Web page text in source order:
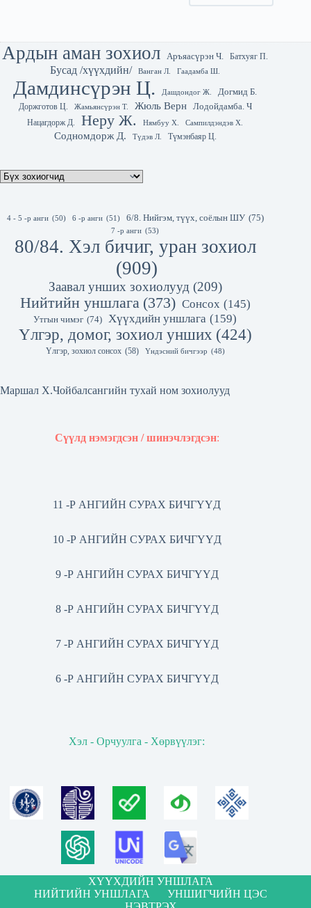
Ардын аман зохиол Аръяасүрэн Ч. Батхуяг П.
Бусад /хүүхдийн/ Ванган Л. Гаадамба Ш.
Дамдинсүрэн Ц. Дашдондог Ж.
Догмид Б.
Доржготов Ц.
Жамьянсүрэн Т. Жюль Верн Лодойдамба. Ч
Нацагдорж Д. Неру Ж. Нямбуу Х. Сампилдэндэв Х.
Содномдорж Д. Түдэв Л. Түмэнбаяр Ц.
4 - 5 -р анги (50) 6 -р анги (51) 6/8. Нийгэм, түүх, соёлын ШУ (75)
7 -р анги (53)
80/84. Хэл бичиг, уран зохиол
(909)
Заавал унших зохиолууд (209)
Нийтийн уншлага (373) Сонсох (145)
Утгын чимэг (74) Хүүхдийн уншлага (159)
Үлгэр, домог, зохиол унших (424)
Үлгэр, зохиол сонсох (58) Үндэсний бичгээр (48)
Маршал Х.Чойбалсангийн тухай ном зохиолууд
Сүүлд нэмэгдсэн / шинэчлэгдсэн:
11 -Р АНГИЙН СУРАХ БИЧГҮҮД
10 -Р АНГИЙН СУРАХ БИЧГҮҮД
9 -Р АНГИЙН СУРАХ БИЧГҮҮД
8 -Р АНГИЙН СУРАХ БИЧГҮҮД
7 -Р АНГИЙН СУРАХ БИЧГҮҮД
6 -Р АНГИЙН СУРАХ БИЧГҮҮД
Хэл - Орчуулга - Хөрвүүлэг:
ХҮҮХДИЙН УНШЛАГА
НИЙТИЙН УНШЛАГА
УНШИГЧИЙН ЦЭС